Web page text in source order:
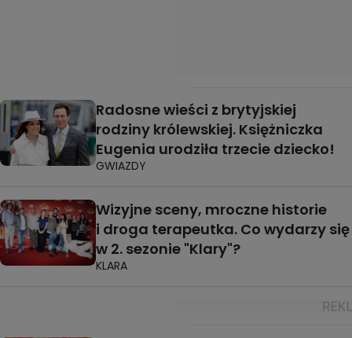
Radosne wieści z brytyjskiej
rodziny królewskiej. Księżniczka
Eugenia urodziła trzecie dziecko!
GWIAZDY
Wizyjne sceny, mroczne historie
i droga terapeutka. Co wydarzy się
w 2. sezonie "Klary"?
KLARA